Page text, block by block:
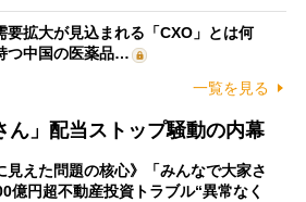
要拡大が見込まれる「CXO」とは何
つ中国の医薬品…
一覧を見る
ん」配当ストップ騒動の内幕
見えた問題の核心》「みんなで大家さ
億円超不動産投資トラブル“異常なく